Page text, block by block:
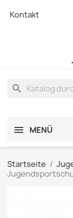
Kontakt
search
MENÜ
Startseite